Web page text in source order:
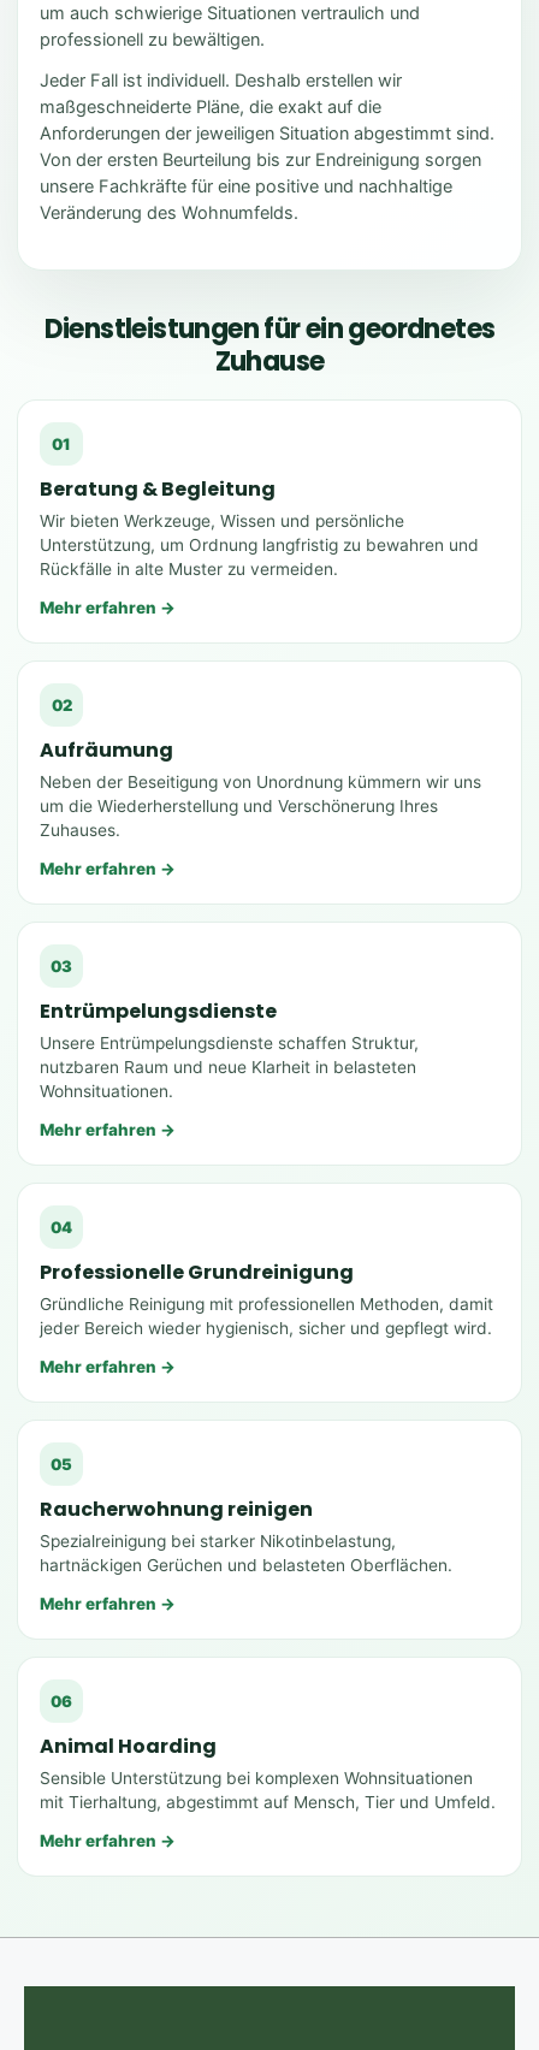
um auch schwierige Situationen vertraulich und
professionell zu bewältigen.
Jeder Fall ist individuell. Deshalb erstellen wir
maßgeschneiderte Pläne, die exakt auf die
Anforderungen der jeweiligen Situation abgestimmt sind.
Von der ersten Beurteilung bis zur Endreinigung sorgen
unsere Fachkräfte für eine positive und nachhaltige
Veränderung des Wohnumfelds.
Dienstleistungen für ein geordnetes
Zuhause
01
Beratung & Begleitung
Wir bieten Werkzeuge, Wissen und persönliche
Unterstützung, um Ordnung langfristig zu bewahren und
Rückfälle in alte Muster zu vermeiden.
Mehr erfahren →
02
Aufräumung
Neben der Beseitigung von Unordnung kümmern wir uns
um die Wiederherstellung und Verschönerung Ihres
Zuhauses.
Mehr erfahren →
03
Entrümpelungsdienste
Unsere Entrümpelungsdienste schaffen Struktur,
nutzbaren Raum und neue Klarheit in belasteten
Wohnsituationen.
Mehr erfahren →
04
Professionelle Grundreinigung
Gründliche Reinigung mit professionellen Methoden, damit
jeder Bereich wieder hygienisch, sicher und gepflegt wird.
Mehr erfahren →
05
Raucherwohnung reinigen
Spezialreinigung bei starker Nikotinbelastung,
hartnäckigen Gerüchen und belasteten Oberflächen.
Mehr erfahren →
06
Animal Hoarding
Sensible Unterstützung bei komplexen Wohnsituationen
mit Tierhaltung, abgestimmt auf Mensch, Tier und Umfeld.
Mehr erfahren →